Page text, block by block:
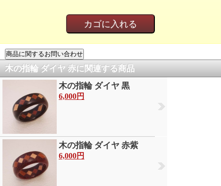
木の指輪 ダイヤ 赤に関連する商品
木の指輪 ダイヤ 黒
6,000円
木の指輪 ダイヤ 赤紫
6,000円